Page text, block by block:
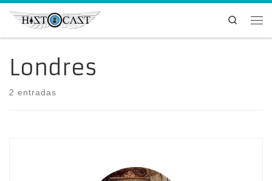
Saltar al contenido
Search
Londres
2 entradas